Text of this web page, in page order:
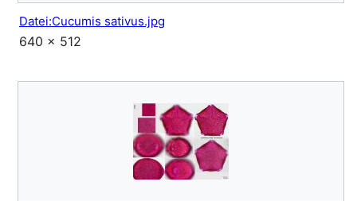
Datei:Cucumis sativus.jpg
640 × 512